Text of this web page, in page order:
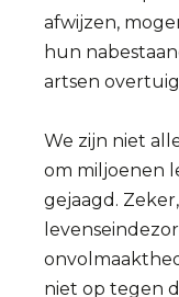
afwijzen,
hun
artsen
We zijn niet
om miljoenen
gejaagd.
niet op tegen